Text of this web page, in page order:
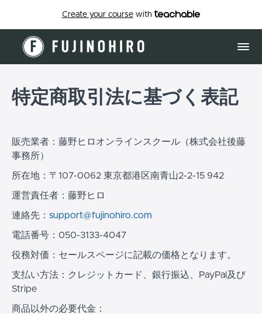
Create your coursewith
特定商取引法に基づく表記
販売業者：藤野ヒロオンラインスクール（株式会社後藤
事務所）
所在地：〒107-0062 東京都港区南青山2-2-15 942
運営責任者：藤野ヒロ
連絡先： support@fujinohiro.com
電話番号：050-3133-4047
役務対価：セールスページに記載の価格となります。
支払い方法：クレジットカード、銀行振込、PayPal及び
Stripe
商品以外の必要代金：